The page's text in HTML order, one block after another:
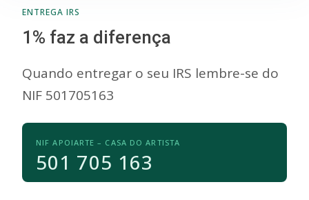
ENTREGA IRS
1% faz a diferença
Quando entregar o seu IRS lembre-se do
NIF 501705163
NIF APOIARTE – CASA DO ARTISTA
501 705 163